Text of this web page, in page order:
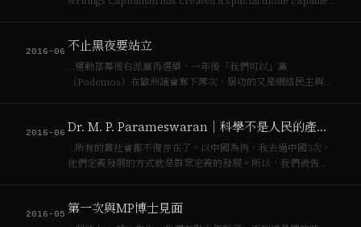
2016-06 不止黑夜要站立
…運動落幕後右派贏得選舉，一年後「我們可以」黨
（Podemos）在歐洲議會奪下席次，居功的又是網絡民主與動
灣的[[太陽花]]運動則將經…
2016-06 Dr. M. P. Parameswaran｜科學不是人民的產物，而是人民的內在靈魂
…所有的舊社會都不復存在了。以中國為例，我去過中國3次，
他們定義發展的方式就是群眾定義的發展。所以，我們被告知
展[[資本主義]]，已經深入到各個…
2016-05 第一次與MP博士見面